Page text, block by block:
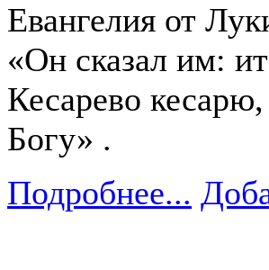
Евангелия от
«Он сказал им:
Кесарево
Богу» .
Подробнее...